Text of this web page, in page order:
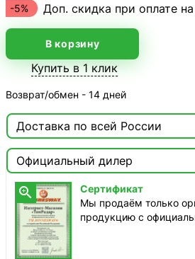
-5% Доп. скидка при оплате
В корзину
Купить в 1 клик
Возврат/обмен - 14 дней
Доставка по всей России
 Москва
ТопРадар — Курьер
сегодня, от 350 ₽
ТопРадар — Самовывоз
сегодня, бесплатно
наб. Бережковская, д. 20, стр. 19
Официальный дилер

Сертификат
Мы продаём только
продукцию с